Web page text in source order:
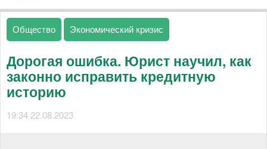
Общество Экономический кризис
Дорогая ошибка. Юрист научил, как
законно исправить кредитную
историю
19:34 22.08.2023